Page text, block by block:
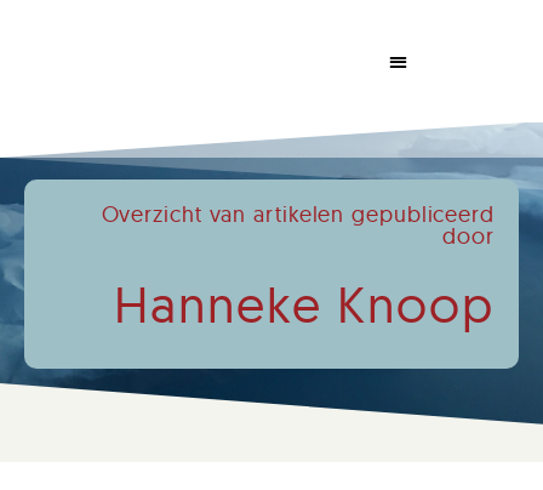
Overzicht van artikelen gepubliceerd
door
Hanneke Knoop